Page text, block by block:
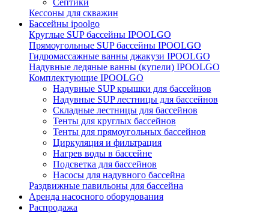
Септики
Кессоны для скважин
Бассейны ipoolgo
Круглые SUP бассейны IPOOLGO
Прямоугольные SUP бассейны IPOOLGO
Гидромассажные ванны джакузи IPOOLGO
Надувные ледяные ванны (купели) IPOOLGO
Комплектующие IPOOLGO
Надувные SUP крышки для бассейнов
Надувные SUP лестницы для бассейнов
Складные лестницы для бассейнов
Тенты для круглых бассейнов
Тенты для прямоугольных бассейнов
Циркуляция и фильтрация
Нагрев воды в бассейне
Подсветка для бассейнов
Насосы для надувного бассейна
Раздвижные павильоны для бассейна
Аренда насосного оборудования
Распродажа